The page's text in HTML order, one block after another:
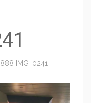
IMG_0241